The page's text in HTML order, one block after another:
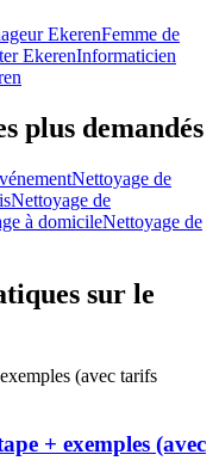
EkerenFemme de
EkerenInformaticien
plus demandés
Nettoyage de
Nettoyage de
à domicileNettoyage de
sur le
+ exemples (avec